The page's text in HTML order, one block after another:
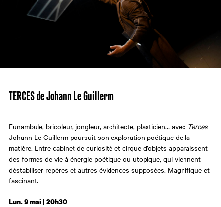
TERCES de Johann Le Guillerm
Funambule, bricoleur, jongleur, architecte, plasticien… avec Terces
Johann Le Guillerm poursuit son exploration poétique de la
matière. Entre cabinet de curiosité et cirque d’objets apparaissent
des formes de vie à énergie poétique ou utopique, qui viennent
déstabiliser repères et autres évidences supposées. Magnifique et
fascinant.
Lun. 9 mai | 20h30